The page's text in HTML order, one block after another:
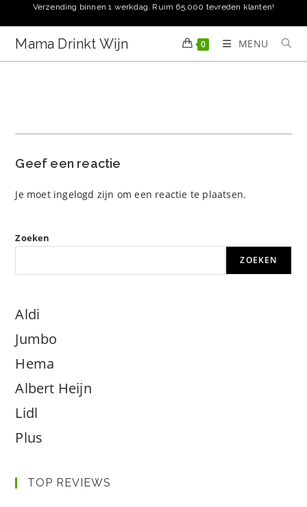
naar
inhoud
Verzending binnen 1 werkdag. Ruim 65.000 tevreden klanten!
Mama Drinkt Wijn 0 MENU
Geef een reactie
Je moet ingelogd zijn om een reactie te plaatsen.
Zoeken
ZOEKEN
Aldi
Jumbo
Hema
Albert Heijn
Lidl
Plus
TOP REVIEWS